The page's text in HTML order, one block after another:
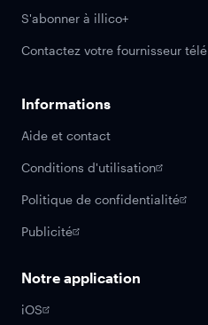
S'abonner à illico+
Contactez votre fournisseur télé
Informations
Aide et contact
Conditions d'utilisation
Politique de confidentialité
Publicité
Notre application
iOS